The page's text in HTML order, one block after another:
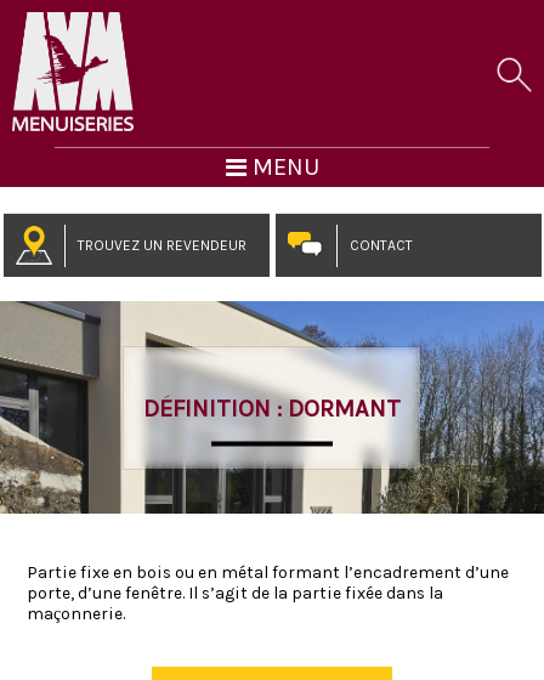
MENU
TROUVEZ UN REVENDEUR CONTACT
DÉFINITION : DORMANT
Partie fixe en bois ou en métal formant l’encadrement d’une
porte, d’une fenêtre. Il s’agit de la partie fixée dans la
maçonnerie.